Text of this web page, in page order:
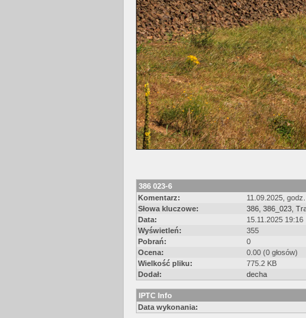
386 023-6
Komentarz:
11.09.2025,
Słowa kluczowe:
386 386_023
Data:
15.11.2025 19:16
Wyświetleń:
355
Pobrań:
0
Ocena:
0.00 (0 głosów)
Wielkość pliku:
775.2 KB
Dodał:
decha
IPTC Info
Data wykonania: